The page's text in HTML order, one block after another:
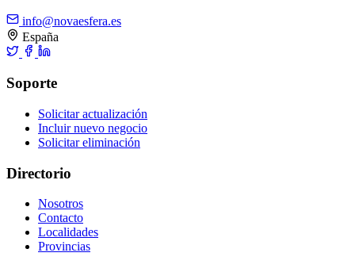
info@novaesfera.es
España
Soporte
Solicitar actualización
Incluir nuevo negocio
Solicitar eliminación
Directorio
Nosotros
Contacto
Localidades
Provincias